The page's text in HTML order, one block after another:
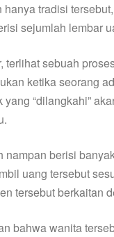
tradisi
sejumlah lembar
terlihat sebuah
ketika seorang
“dilangkahi”
berisi
uang tersebut
tersebut berkaitan
bahwa wanita